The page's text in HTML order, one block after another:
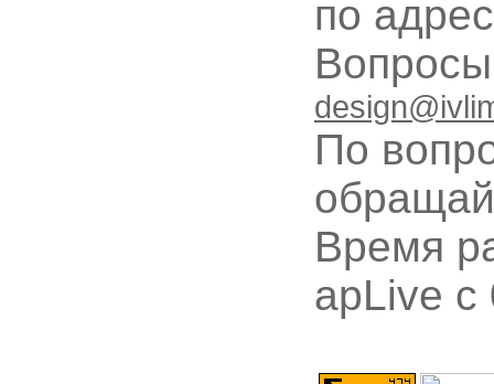
по
По
Время
apLive c